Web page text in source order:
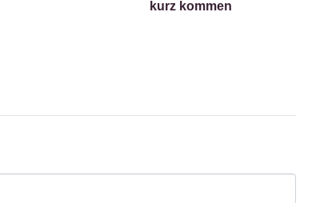
kurz kommen